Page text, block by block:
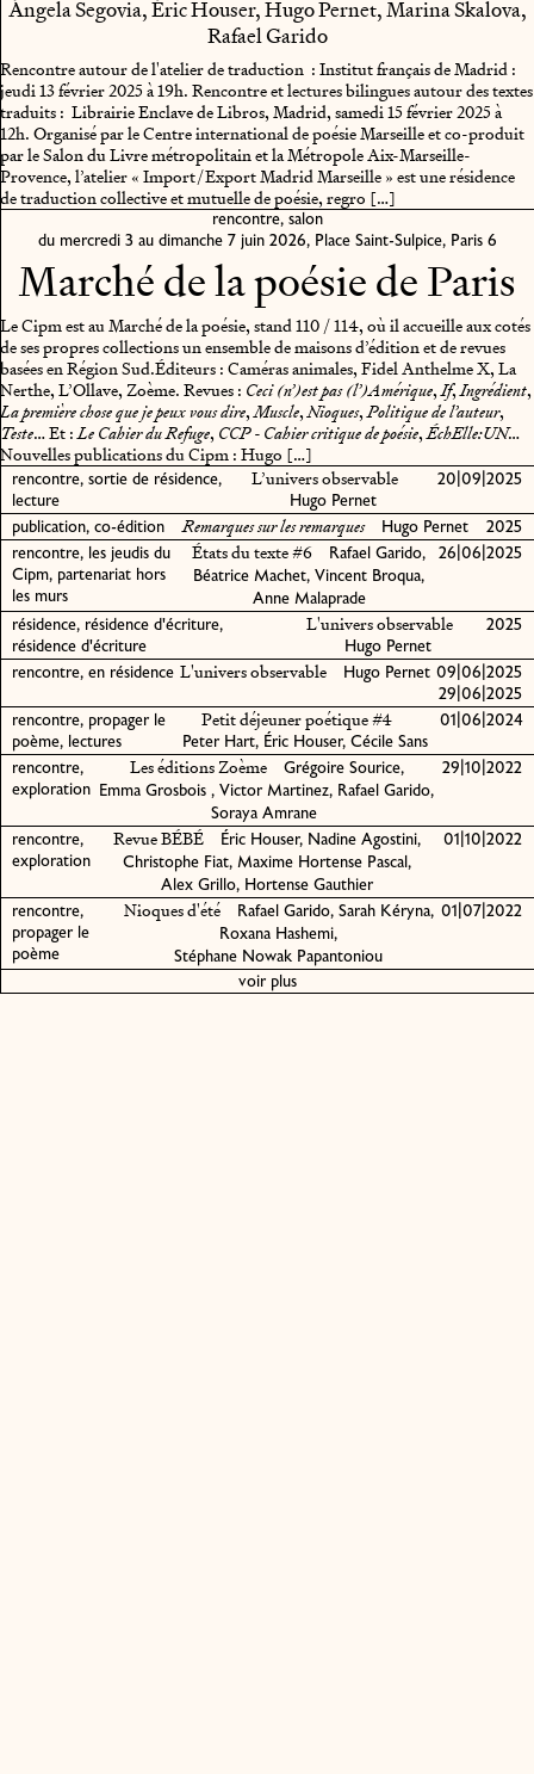
Ángela Segovia, Éric Houser, Hugo Pernet, Marina Skalova,
Rafael Garido
Rencontre autour de l'atelier de traduction : Institut français de Madrid :
jeudi 13 février 2025 à 19h. Rencontre et lectures bilingues autour des textes
traduits : Librairie Enclave de Libros, Madrid, samedi 15 février 2025 à
12h. Organisé par le Centre international de poésie Marseille et co-produit
par le Salon du Livre métropolitain et la Métropole Aix-Marseille-
Provence, l’atelier « Import / Export Madrid Marseille » est une résidence
de traduction collective et mutuelle de poésie, regro […]
rencontre, salon
du mercredi 3 au dimanche 7 juin 2026, Place Saint-Sulpice, Paris 6
Marché de la poésie de Paris
Le Cipm est au Marché de la poésie, stand 110 / 114, où il accueille aux cotés
de ses propres collections un ensemble de maisons d’édition et de revues
basées en Région Sud.Éditeurs : Caméras animales, Fidel Anthelme X, La
Nerthe, L’Ollave, Zoème. Revues : Ceci (n’)est pas (l’)Amérique,If,Ingrédient,
La première chose que je peux vous dire,Muscle,Nioques,Politique de l’auteur,
Teste…Et :Le Cahier du Refuge, CCP - Cahier critique de poésie,ÉchElle:UN…
Nouvelles publications du Cipm : Hugo […]
rencontre, sortie de résidence,
lecture
L’univers observable
Hugo Pernet
20|09|2025
publication, co-édition Remarques sur les remarques Hugo Pernet
2025
rencontre, les jeudis du
Cipm, partenariat hors
les murs
États du texte #6
Rafael Garido,
Béatrice Machet, Vincent Broqua,
Anne Malaprade
26|06|2025
résidence, résidence d'écriture,
résidence d'écriture
L'univers observable
Hugo Pernet
2025
rencontre, en résidence L'univers observable Hugo Pernet 09|06|2025
29|06|2025
rencontre, propager le
poème, lectures
Petit déjeuner poétique #4
Peter Hart, Éric Houser, Cécile Sans
01|06|2024
rencontre,
exploration
Les éditions Zoème
Grégoire Sourice,
Emma Grosbois , Victor Martinez, Rafael Garido,
Soraya Amrane
29|10|2022
rencontre,
exploration
Revue BÉBÉ
Éric Houser, Nadine Agostini,
Christophe Fiat, Maxime Hortense Pascal,
Alex Grillo, Hortense Gauthier
01|10|2022
rencontre,
propager le
poème
Nioques d'été
Rafael Garido, Sarah Kéryna,
Roxana Hashemi,
Stéphane Nowak Papantoniou
01|07|2022
voir plus